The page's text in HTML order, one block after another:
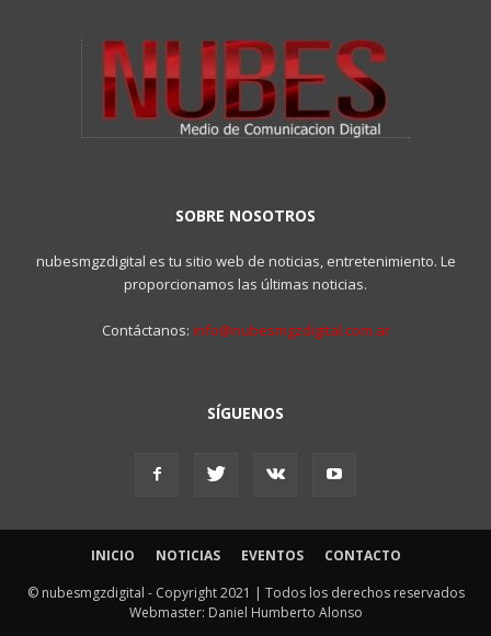
SOBRE NOSOTROS
nubesmgzdigital es tu sitio web de noticias, entretenimiento. Le
proporcionamos las últimas noticias.
Contáctanos: info@nubesmgzdigital.com.ar
SÍGUENOS
INICIO NOTICIAS EVENTOS
CONTACTO
© nubesmgzdigital - Copyright 2021 | Todos los derechos reservados
Webmaster: Daniel Humberto Alonso